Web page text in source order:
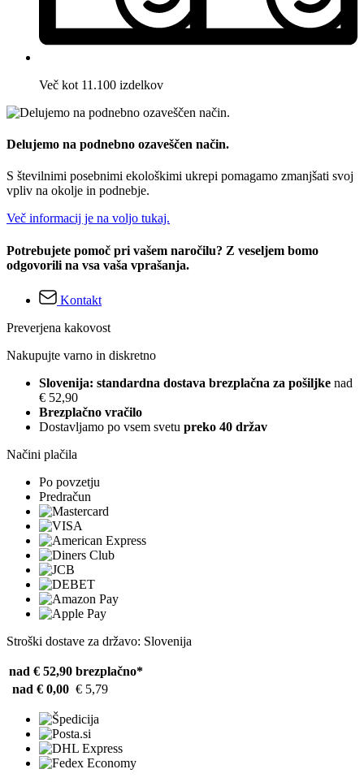
Več kot 11.100 izdelkov
Delujemo na podnebno ozaveščen način.
S številnimi posebnimi ekološkimi ukrepi pomagamo zmanjšati svoj
vpliv na okolje in podnebje.
Več informacij je na voljo tukaj.
Potrebujete pomoč pri vašem naročilu? Z veseljem bomo
odgovorili na vsa vaša vprašanja.
Kontakt
Preverjena kakovost
Nakupujte varno in diskretno
Slovenija: standardna dostava brezplačna za pošiljke nad
€ 52,90
Brezplačno vračilo
Dostavljamo po vsem svetu preko 40 držav
Načini plačila
Po povzetju
Predračun
Stroški dostave za državo: Slovenija
nad € 52,90 brezplačno*
nad € 0,00 € 5,79